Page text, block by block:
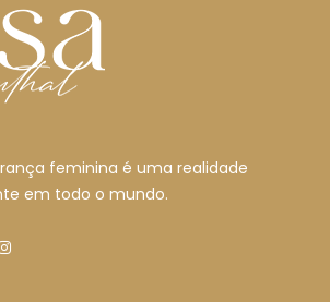
feminina é uma realidade
em todo o mundo.